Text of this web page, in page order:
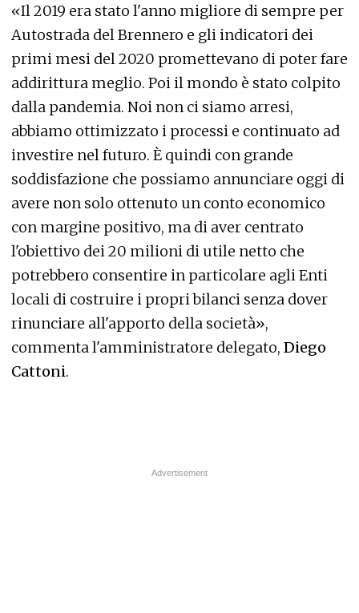
«Il 2019 era stato l'anno migliore di sempre per
Autostrada del Brennero e gli indicatori dei
primi mesi del 2020 promettevano di poter fare
addirittura meglio. Poi il mondo è stato colpito
dalla pandemia. Noi non ci siamo arresi,
abbiamo ottimizzato i processi e continuato ad
investire nel futuro. È quindi con grande
soddisfazione che possiamo annunciare oggi di
avere non solo ottenuto un conto economico
con margine positivo, ma di aver centrato
l'obiettivo dei 20 milioni di utile netto che
potrebbero consentire in particolare agli Enti
locali di costruire i propri bilanci senza dover
rinunciare all'apporto della società»,
commenta l'amministratore delegato, Diego
Cattoni.